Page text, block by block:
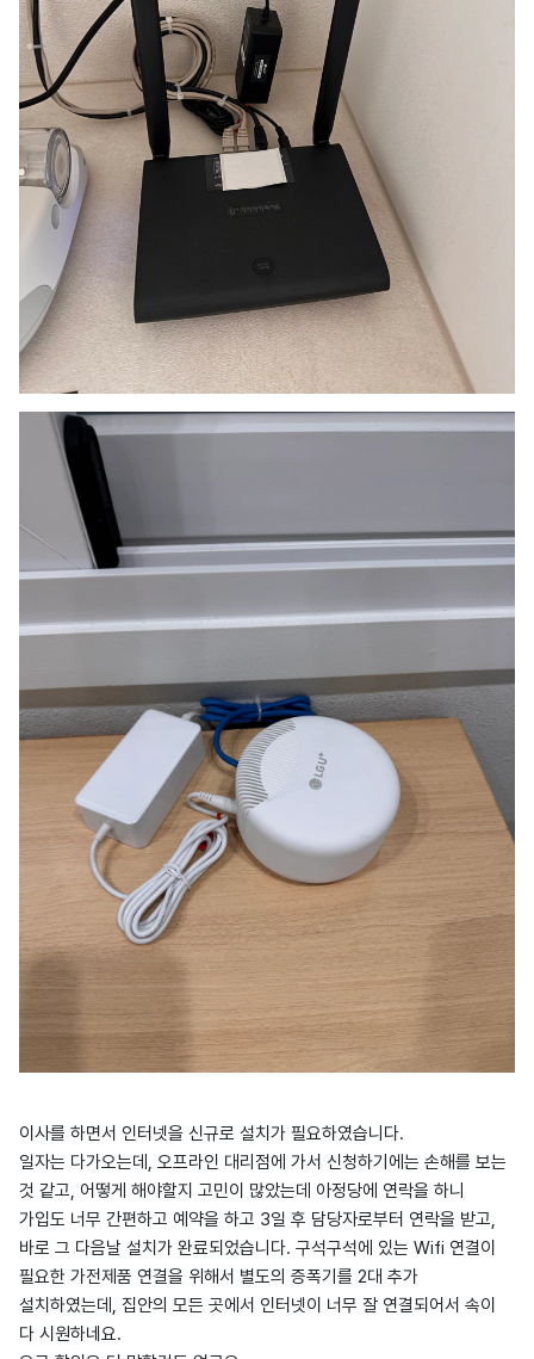
이사를 하면서 인터넷을 신규로 설치가 필요하였습니다.
일자는 다가오는데, 오프라인 대리점에 가서 신청하기에는 손해를 보는
것 같고, 어떻게 해야할지 고민이 많았는데 아정당에 연락을 하니
가입도 너무 간편하고 예약을 하고 3일 후 담당자로부터 연락을 받고,
바로 그 다음날 설치가 완료되었습니다. 구석구석에 있는 Wifi 연결이
필요한 가전제품 연결을 위해서 별도의 증폭기를 2대 추가
설치하였는데, 집안의 모든 곳에서 인터넷이 너무 잘 연결되어서 속이
다 시원하네요.